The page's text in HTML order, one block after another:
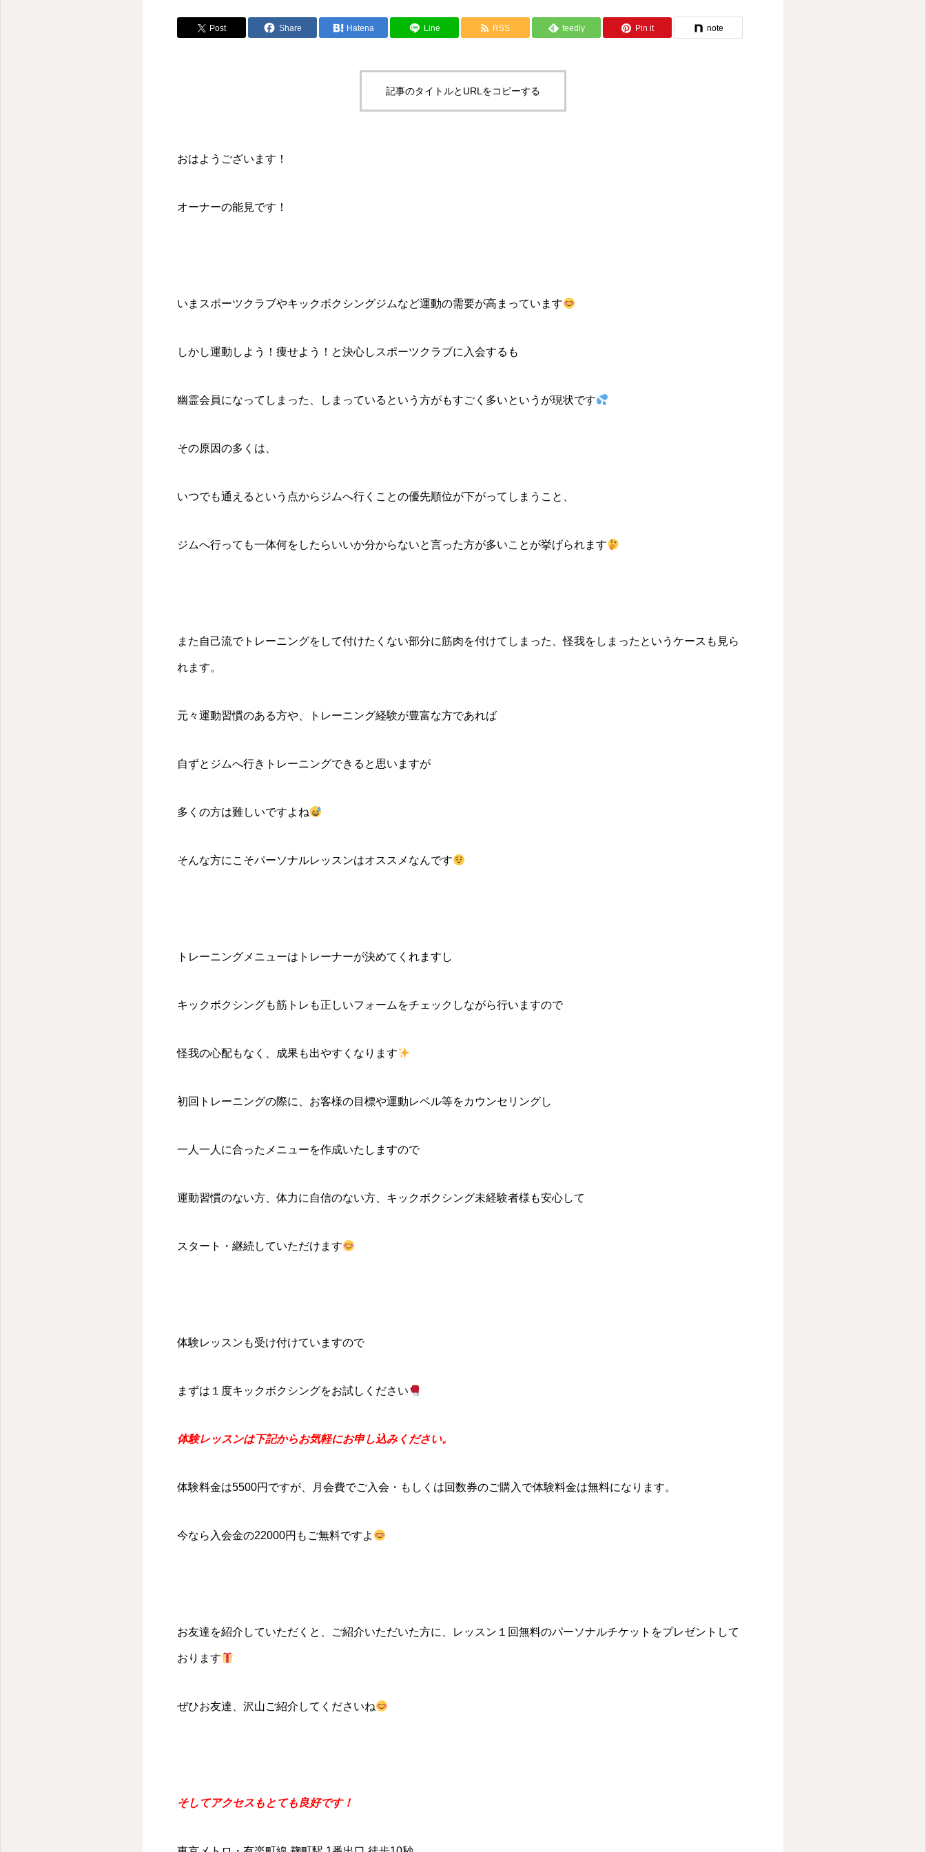
Post Share Hatena Line RSS feedly Pin it note
記事のタイトルとURLをコピーする
おはようございます！
オーナーの能見です！
いまスポーツクラブやキックボクシングジムなど運動の需要が高まっています
しかし運動しよう！痩せよう！と決心しスポーツクラブに入会するも
幽霊会員になってしまった、しまっているという方がもすごく多いというが現状です
その原因の多くは、
いつでも通えるという点からジムへ行くことの優先順位が下がってしまうこと、
ジムへ行っても一体何をしたらいいか分からないと言った方が多いことが挙げられます
また自己流でトレーニングをして付けたくない部分に筋肉を付けてしまった、怪我をしまったというケースも見ら
れます。
元々運動習慣のある方や、トレーニング経験が豊富な方であれば
自ずとジムへ行きトレーニングできると思いますが
多くの方は難しいですよね
そんな方にこそパーソナルレッスンはオススメなんです
トレーニングメニューはトレーナーが決めてくれますし
キックボクシングも筋トレも正しいフォームをチェックしながら行いますので
怪我の心配もなく、成果も出やすくなります
初回トレーニングの際に、お客様の目標や運動レベル等をカウンセリングし
一人一人に合ったメニューを作成いたしますので
運動習慣のない方、体力に自信のない方、キックボクシング未経験者様も安心して
スタート・継続していただけます
体験レッスンも受け付けていますので
まずは１度キックボクシングをお試しください
体験レッスンは下記からお気軽にお申し込みください。
体験料金は5500円ですが、月会費でご入会・もしくは回数券のご購入で体験料金は無料になります。
今なら入会金の22000円もご無料ですよ
お友達を紹介していただくと、ご紹介いただいた方に、レッスン１回無料のパーソナルチケットをプレゼントして
おります
ぜひお友達、沢山ご紹介してくださいね
そしてアクセスもとても良好です！